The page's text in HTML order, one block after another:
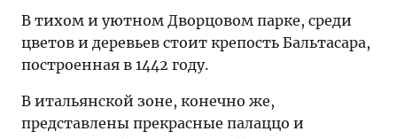
В тихом и уютном Дворцовом парке, среди
цветов и деревьев стоит крепость Бальтасара,
построенная в 1442 году.
В итальянской зоне, конечно же,
представлены прекрасные палаццо и